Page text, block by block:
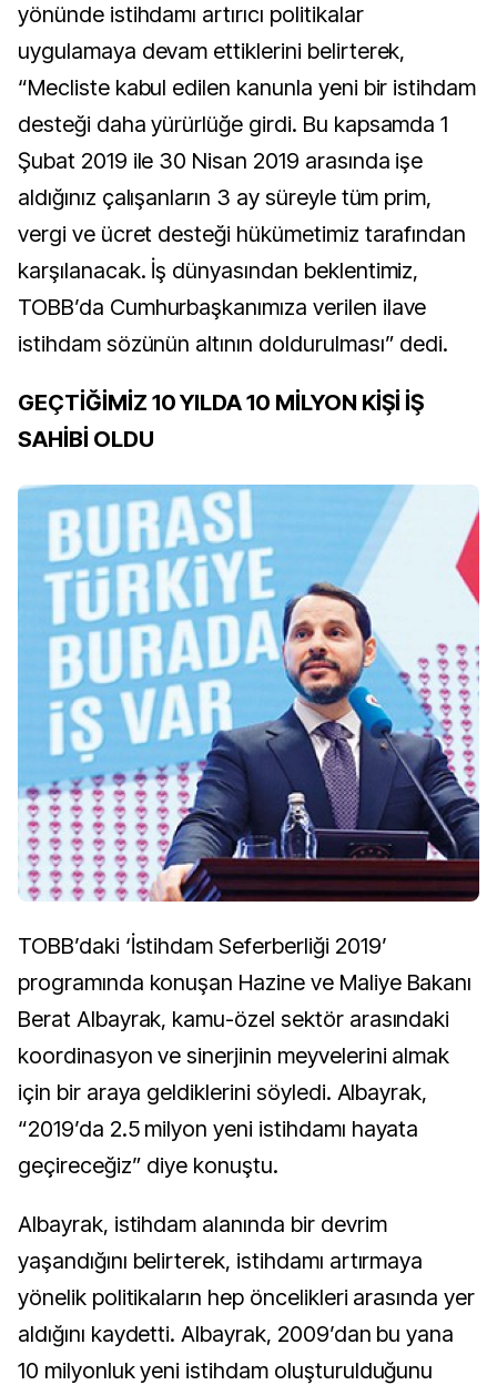
yönünde istihdamı artırıcı politikalar
uygulamaya devam ettiklerini belirterek,
“Mecliste kabul edilen kanunla yeni bir istihdam
desteği daha yürürlüğe girdi. Bu kapsamda 1
Şubat 2019 ile 30 Nisan 2019 arasında işe
aldığınız çalışanların 3 ay süreyle tüm prim,
vergi ve ücret desteği hükümetimiz tarafından
karşılanacak. İş dünyasından beklentimiz,
TOBB’da Cumhurbaşkanımıza verilen ilave
istihdam sözünün altının doldurulması” dedi.
GEÇTİĞİMİZ 10 YILDA 10 MİLYON KİŞİ İŞ
SAHİBİ OLDU
TOBB’daki ‘İstihdam Seferberliği 2019’
programında konuşan Hazine ve Maliye Bakanı
Berat Albayrak, kamu-özel sektör arasındaki
koordinasyon ve sinerjinin meyvelerini almak
için bir araya geldiklerini söyledi. Albayrak,
“2019’da 2.5 milyon yeni istihdamı hayata
geçireceğiz” diye konuştu.
Albayrak, istihdam alanında bir devrim
yaşandığını belirterek, istihdamı artırmaya
yönelik politikaların hep öncelikleri arasında yer
aldığını kaydetti. Albayrak, 2009’dan bu yana
10 milyonluk yeni istihdam oluşturulduğunu